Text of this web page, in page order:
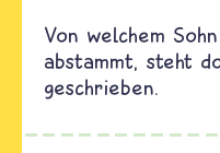
Von welchem
abstammt, steht
geschrieben.